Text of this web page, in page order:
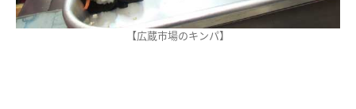
【広蔵市場のキンパ】